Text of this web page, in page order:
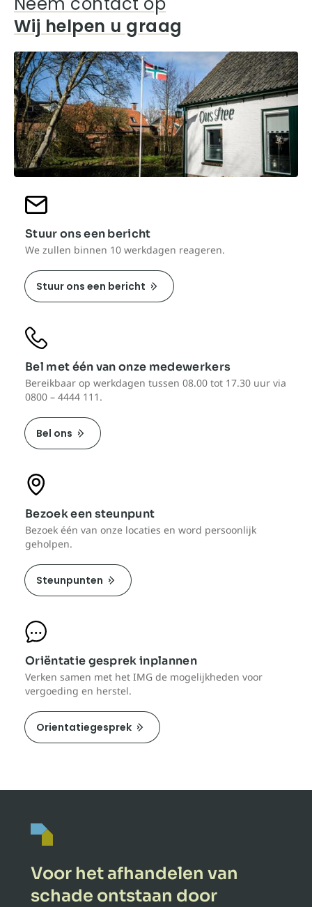
Wij helpen u graag
Stuur ons een bericht
We zullen binnen 10 werkdagen reageren.
Stuur ons een bericht
Bel met één van onze medewerkers
Bereikbaar op werkdagen tussen 08.00 tot 17.30 uur via
0800 – 4444 111.
Bel ons
Bezoek een steunpunt
Bezoek één van onze locaties en word persoonlijk
geholpen.
Steunpunten
Oriëntatie gesprek inplannen
Verken samen met het IMG de mogelijkheden voor
vergoeding en herstel.
Orientatiegesprek
Voor het afhandelen van
schade ontstaan door